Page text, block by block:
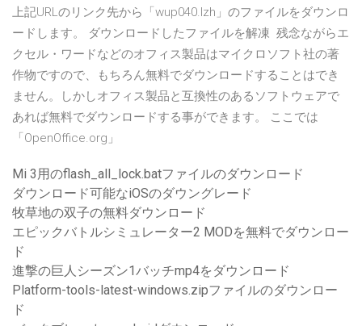
上記URLのリンク先から「wup040.lzh」のファイルをダウンロ
ードします。 ダウンロードしたファイルを解凍 残念ながらエ
クセル・ワードなどのオフィス製品はマイクロソフト社の著
作物ですので、もちろん無料でダウンロードすることはでき
ません。しかしオフィス製品と互換性のあるソフトウェアで
あれば無料でダウンロードする事ができます。 ここでは
「OpenOffice.org」
Mi 3用のflash_all_lock.batファイルのダウンロード
ダウンロード可能なiOSのダウングレード
牧草地の双子の無料ダウンロード
エピックバトルシミュレーター2 MODを無料でダウンロー
ド
進撃の巨人シーズン1バッチmp4をダウンロード
Platform-tools-latest-windows.zipファイルのダウンロー
ド